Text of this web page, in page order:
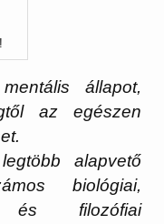
állapot,
az egészen
alapvető
biológiai,
és filozófiai